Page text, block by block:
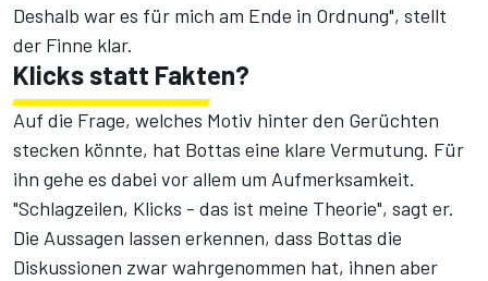
Deshalb war es für mich am Ende in Ordnung", stellt
der Finne klar.
Klicks statt Fakten?
Auf die Frage, welches Motiv hinter den Gerüchten
stecken könnte, hat Bottas eine klare Vermutung. Für
ihn gehe es dabei vor allem um Aufmerksamkeit.
"Schlagzeilen, Klicks - das ist meine Theorie", sagt er.
Die Aussagen lassen erkennen, dass Bottas die
Diskussionen zwar wahrgenommen hat, ihnen aber